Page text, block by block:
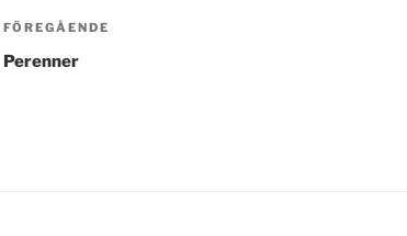
Inläggsnavigering
Föregående
inlägg
FÖREGÅENDE
Perenner